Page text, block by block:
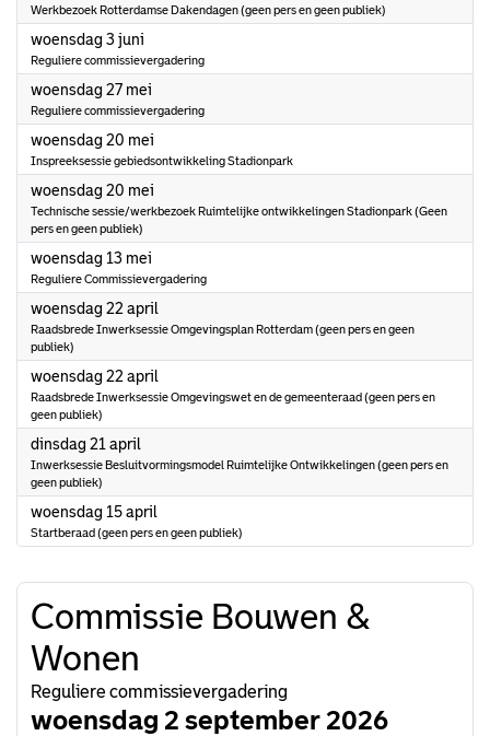
Werkbezoek Rotterdamse Dakendagen (geen pers en geen publiek)
woensdag 3 juni
Reguliere commissievergadering
woensdag 27 mei
Reguliere commissievergadering
woensdag 20 mei
Inspreeksessie gebiedsontwikkeling Stadionpark
woensdag 20 mei
Technische sessie/werkbezoek Ruimtelijke ontwikkelingen Stadionpark (Geen
pers en geen publiek)
woensdag 13 mei
Reguliere Commissievergadering
woensdag 22 april
Raadsbrede Inwerksessie Omgevingsplan Rotterdam (geen pers en geen
publiek)
woensdag 22 april
Raadsbrede Inwerksessie Omgevingswet en de gemeenteraad (geen pers en
geen publiek)
dinsdag 21 april
Inwerksessie Besluitvormingsmodel Ruimtelijke Ontwikkelingen (geen pers en
geen publiek)
woensdag 15 april
Startberaad (geen pers en geen publiek)
Commissie Bouwen &
Wonen
Reguliere commissievergadering
woensdag 2 september 2026